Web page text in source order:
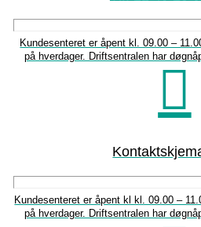
Kundesenteret er åpent kl. 09.00 –
på hverdager. Driftsentralen har
Kundesenteret er åpent kl kl. 09.00 –
på hverdager. Driftsentralen har